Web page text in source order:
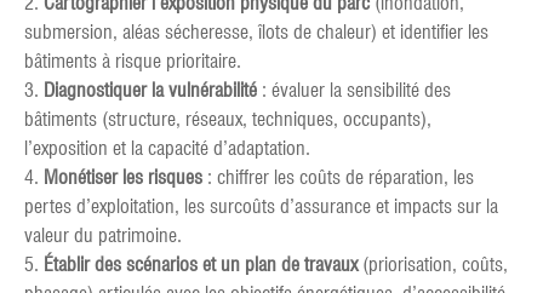
submersion, aléas sécheresse, îlots de chaleur) et identifier les
bâtiments à risque prioritaire.
3. Diagnostiquer la vulnérabilité : évaluer la sensibilité des
bâtiments (structure, réseaux, techniques, occupants),
l’exposition et la capacité d’adaptation.
4. Monétiser les risques : chiffrer les coûts de réparation, les
pertes d’exploitation, les surcoûts d’assurance et impacts sur la
valeur du patrimoine.
5. Établir des scénarios et un plan de travaux(priorisation, coûts,